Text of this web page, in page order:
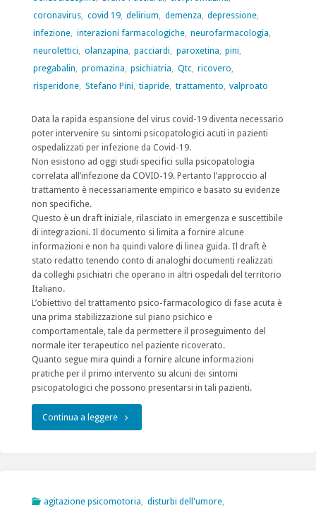
Bruno
coronavirus, covid 19, delirium, demenza, depressione,
infezione, interazioni farmacologiche, neurofarmacologia,
neurolettici, olanzapina, pacciardi, paroxetina, pini,
pregabalin, promazina, psichiatria, Qtc, ricovero,
risperidone, Stefano Pini, tiapride, trattamento, valproato
Data la rapida espansione del virus covid-19 diventa necessario
poter intervenire su sintomi psicopatologici acuti in pazienti
ospedalizzati per infezione da Covid-19.
Non esistono ad oggi studi specifici sulla psicopatologia
correlata all’infezione da COVID-19. Pertanto l’approccio al
trattamento è necessariamente empirico e basato su evidenze
non specifiche.
Questo è un draft iniziale, rilasciato in emergenza e suscettibile
di integrazioni. Il documento si limita a fornire alcune
informazioni e non ha quindi valore di linea guida. Il draft è
stato redatto tenendo conto di analoghi documenti realizzati
da colleghi psichiatri che operano in altri ospedali del territorio
Italiano.
L’obiettivo del trattamento psico-farmacologico di fase acuta è
una prima stabilizzazione sul piano psichico e
comportamentale, tale da permettere il proseguimento del
normale iter terapeutico nel paziente ricoverato.
Quanto segue mira quindi a fornire alcune informazioni
pratiche per il primo intervento su alcuni dei sintomi
psicopatologici che possono presentarsi in tali pazienti.
Continua a leggere"Trattamento
psichiatrici
agitazione psicomotoria, disturbi dell'umore,